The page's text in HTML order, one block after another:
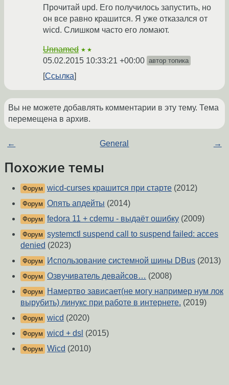
Прочитай upd. Его получилось запустить, но
он все равно крашится. Я уже отказался от
wicd. Слишком часто его ломают.
Unnamed ★★
05.02.2015 10:33:21 +00:00 автор топика
Ссылка
Вы не можете добавлять комментарии в эту тему. Тема
перемещена в архив.
← General →
Похожие темы
Форум wicd-curses крашится при старте (2012)
Форум Опять апдейты (2014)
Форум fedora 11 + cdemu - выдаёт ошибку (2009)
Форум systemctl suspend call to suspend failed: acces
denied (2023)
Форум Использование системной шины DBus (2013)
Форум Озвучиватель девайсов… (2008)
Форум
Намертво зависает(не могу например нум лок
вырубить) линукс при работе в интернете. (2019)
Форум wicd (2020)
Форум wicd + dsl (2015)
Форум Wicd (2010)